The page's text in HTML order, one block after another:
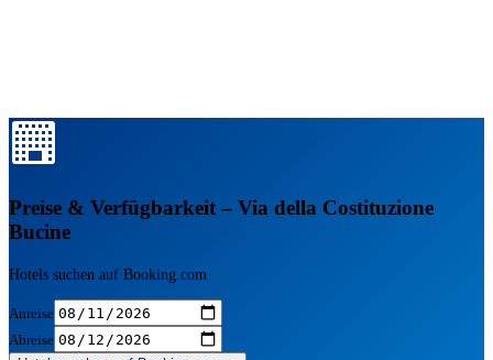
Preise & Verfügbarkeit – Via della Costituzione
Bucine
Hotels suchen auf Booking.com
Anreise
Abreise